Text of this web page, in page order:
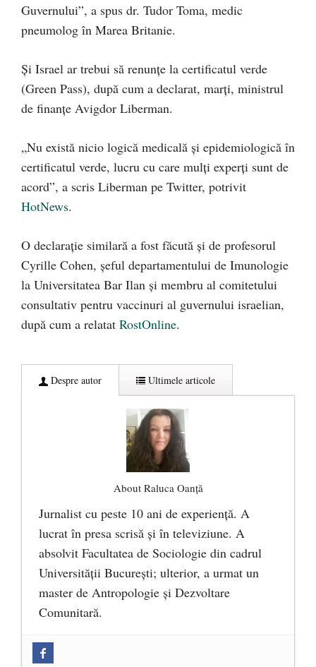
Guvernului”, a spus dr. Tudor Toma, medic
pneumolog în Marea Britanie.
Și Israel ar trebui să renunțe la certificatul verde
(Green Pass), după cum a declarat, marți, ministrul
de finanțe Avigdor Liberman.
„Nu există nicio logică medicală și epidemiologică în
certificatul verde, lucru cu care mulți experți sunt de
acord”, a scris Liberman pe Twitter, potrivit
HotNews.
O declarație similară a fost făcută și de profesorul
Cyrille Cohen, șeful departamentului de Imunologie
la Universitatea Bar Ilan și membru al comitetului
consultativ pentru vaccinuri al guvernului israelian,
după cum a relatat RostOnline.
Despre autor Ultimele articole
About Raluca Oanță
Jurnalist cu peste 10 ani de experiență. A
lucrat în presa scrisă și în televiziune. A
absolvit Facultatea de Sociologie din cadrul
Universității București; ulterior, a urmat un
master de Antropologie și Dezvoltare
Comunitară.